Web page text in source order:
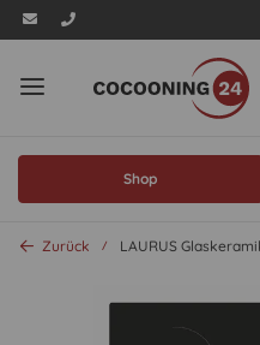
Shop
Zurück LAURUS